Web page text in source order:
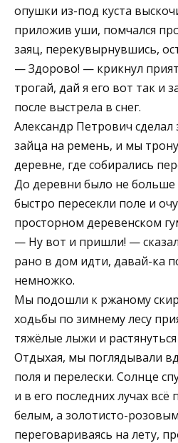
опушки из-под куста
приложив уши, помчался
заяц, перекувырнувшись,
— Здорово! — крикнул
трогай, дай я его вот так и
после выстрела в снег.
Александр Петрович сделал
зайца на ремень, и мы
деревне, где собирались
До деревни было не
быстро пересекли поле и
просторном деревенском
— Ну вот и пришли! —
рано в дом идти, давай-ка
немножко.
Мы подошли к ржаному
ходьбы по зимнему лесу
тяжёлые лыжи и
Отдыхая, мы поглядывали
поля и перелески. Солнце
и в его последних лучах всё
белым, а золотисто-
переговариваясь на лету,